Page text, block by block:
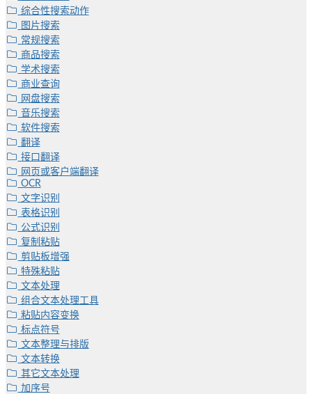
综合性搜索动作
图片搜索
常规搜索
商品搜索
学术搜索
商业查询
网盘搜索
音乐搜索
软件搜索
翻译
接口翻译
网页或客户端翻译
OCR
文字识别
表格识别
公式识别
复制粘贴
剪贴板增强
特殊粘贴
文本处理
组合文本处理工具
粘贴内容变换
标点符号
文本整理与排版
文本转换
其它文本处理
加序号